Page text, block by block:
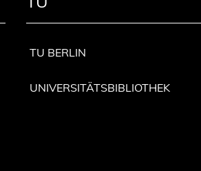
TU BERLIN
UNIVERSITÄTSBIBLIOTHEK